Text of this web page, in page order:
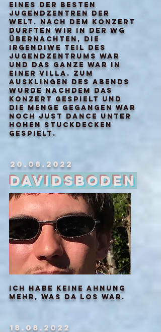
eines der besten
jugendzentren der
welt. nach dem konzert
durften wir in der wg
übernachten, die
irgendiwe teil des
jugendzentrums war
und das ganze war in
einer villa. zum
ausklingen des abends
wurde nachdem das
konzert gespielt und
die menge gegangen war
noch just dance unter
hohen stuckdecken
gespielt.
20.08.2022
Davidsboden
Ich habe keine ahnung
mehr, was da los war.
18.08.2022